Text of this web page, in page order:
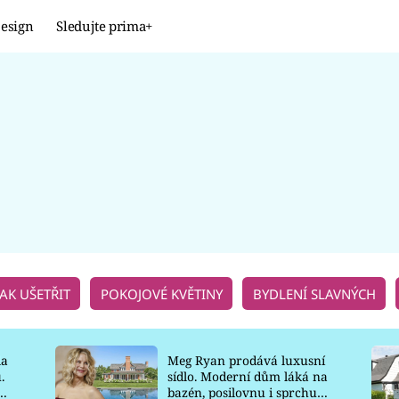
Sledujte prima+
UŠETŘIT POKOJOVÉ KVĚTINY BYDLENÍ SLAVNÝCH
Meg Ryan prodává luxusní
sídlo. Moderní dům láká na
bazén, posilovnu i sprchu